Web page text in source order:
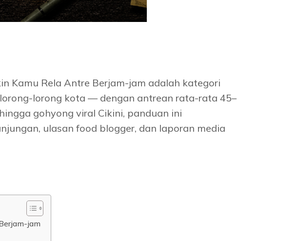
Kamu Rela Antre Berjam-jam adalah kategori
lorong kota — dengan antrean rata-rata 45–
gohyong viral Cikini, panduan ini
ulasan food blogger, dan laporan media
jam